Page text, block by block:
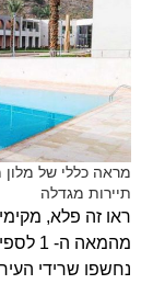
מראה כללי של מלון
תיירות מגדלה
מהמאה ה-
נחשפו שרידי העיר